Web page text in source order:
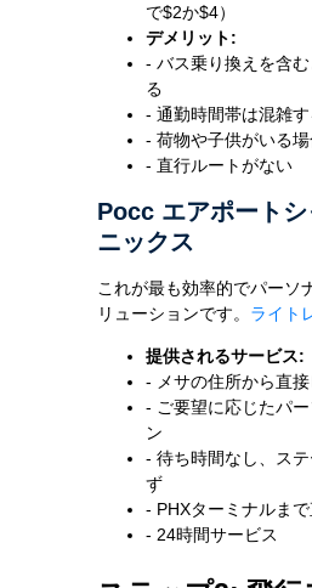
で$2か$4）
デメリット:
- バス乗り換えを含
る
- 通勤時間帯は混雑す
- 荷物や子供がいる
- 直行ルートがない
Росс エアポートシ
ニックス
これが最も効率的でパーソ
リューションです。 ライト
提供されるサービス:
- メサの住所から直
- ご要望に応じたパ
ン
- 待ち時間なし、ス
ず
- PHXターミナルま
- 24時間サービス